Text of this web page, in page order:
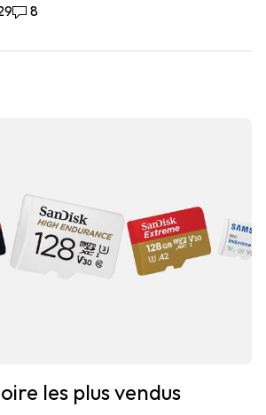
8 commentaires
8
les plus vendus